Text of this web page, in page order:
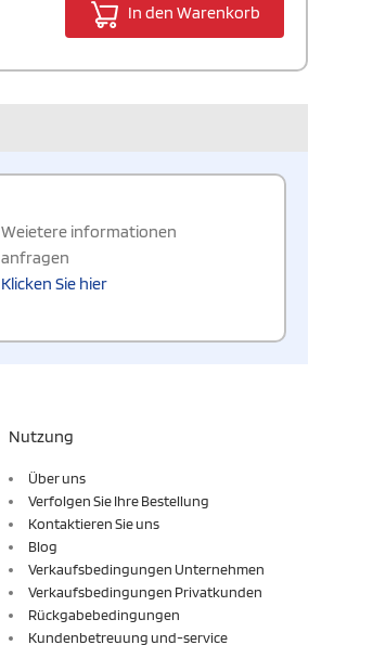
In den Warenkorb
Weietere informationen
anfragen
Klicken Sie hier
Nutzung
Über uns
Verfolgen Sie Ihre Bestellung
Kontaktieren Sie uns
Blog
Verkaufsbedingungen Unternehmen
Verkaufsbedingungen Privatkunden
Rückgabebedingungen
Kundenbetreuung und-service